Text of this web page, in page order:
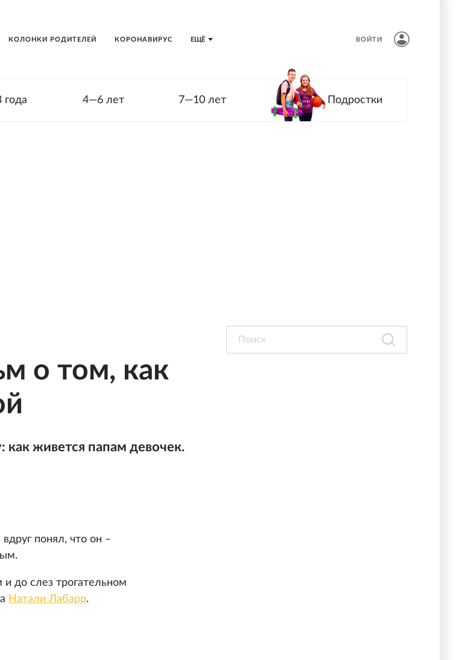
ЕЩЁ
КОЛОНКИ РОДИТЕЛЕЙ КОРОНАВИРУС ВОЙТИ
года 4—6 лет 7—10 лет Подростки
о том, как
как живется папам девочек.
понял, что он –
до слез трогательном
Натали Лабарр.